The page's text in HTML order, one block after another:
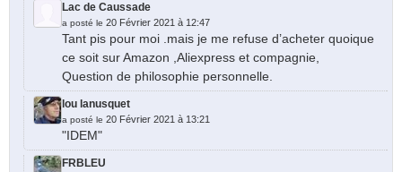
Lac de Caussade
a posté le 20 Février 2021 à 12:47
Tant pis pour moi .mais je me refuse d’acheter quoique
ce soit sur Amazon ,Aliexpress et compagnie,
Question de philosophie personnelle.
lou lanusquet
a posté le 20 Février 2021 à 13:21
"IDEM"
FRBLEU